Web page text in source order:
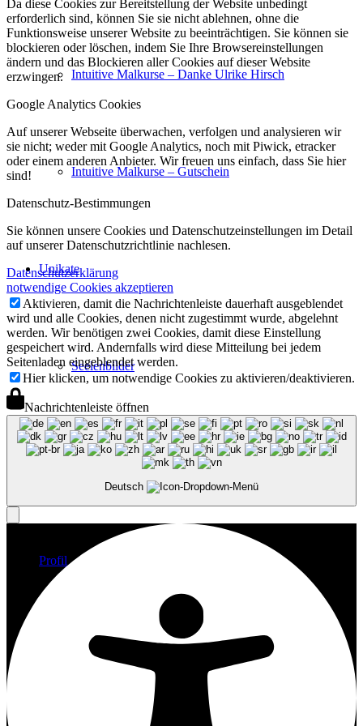
Intuitive Malkurse – Danke Ulrike Hirsch
Intuitive Malkurse – Gutschein
Unikate
Seelenbilder
Geschwisterbilder
Profil
Vita
Da diese Cookies zur Bereitstellung der Website unbedingt
erforderlich sind, können Sie sie nicht ablehnen, ohne die
Funktionsweise unserer Website zu beeinträchtigen. Sie können sie
blockieren oder löschen, indem Sie Ihre Browsereinstellungen
ändern und das Blockieren aller Cookies auf dieser Website
erzwingen.
Google Analytics Cookies
Auf unserer Webseite überwachen, verfolgen und analysieren wir
sie nicht; weder mit Google Analytics, noch mit Piwick, etracker
oder einem anderen Anbieter. Wir freuen uns einfach, dass Sie hier
sind!
Datenschutz-Bestimmungen
Sie können unsere Cookies und Datenschutzeinstellungen im Detail
auf unserer Datenschutzrichtlinie nachlesen.
Datenschutzerklärung
notwendige Cookies akzeptieren
Aktivieren, damit die Nachrichtenleiste dauerhaft ausgeblendet
wird und alle Cookies, denen nicht zugestimmt wurde, abgelehnt
werden. Wir benötigen zwei Cookies, damit diese Einstellung
gespeichert wird. Andernfalls wird diese Mitteilung bei jedem
Seitenladen eingeblendet werden.
Hier klicken, um notwendige Cookies zu aktivieren/deaktivieren.
Nachrichtenleiste öffnen
Deutsch